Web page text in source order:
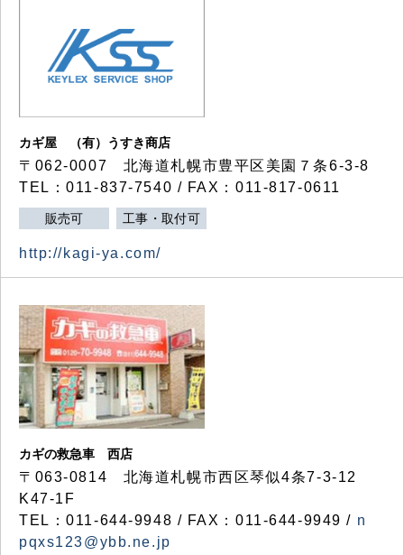
カギ屋 （有）うすき商店
〒062-0007 北海道札幌市豊平区美園７条6-3-8
TEL：011-837-7540 / FAX：011-817-0611
販売可 工事・取付可
http://kagi-ya.com/
カギの救急車 西店
〒063-0814 北海道札幌市西区琴似4条7-3-12
K47-1F
TEL：011-644-9948 / FAX：011-644-9949 / n
pqxs123@ybb.ne.jp